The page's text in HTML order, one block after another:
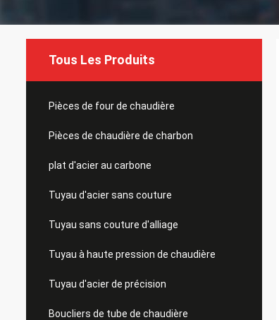
Tous Les Produits
Pièces de four de chaudière
Pièces de chaudière de charbon
plat d'acier au carbone
Tuyau d'acier sans couture
Tuyau sans couture d'alliage
Tuyau à haute pression de chaudière
Tuyau d'acier de précision
Boucliers de tube de chaudière